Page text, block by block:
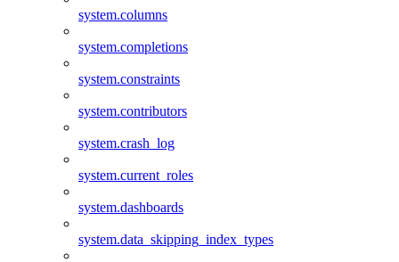
system.columns
system.completions
system.constraints
system.contributors
system.crash_log
system.current_roles
system.dashboards
system.data_skipping_index_types